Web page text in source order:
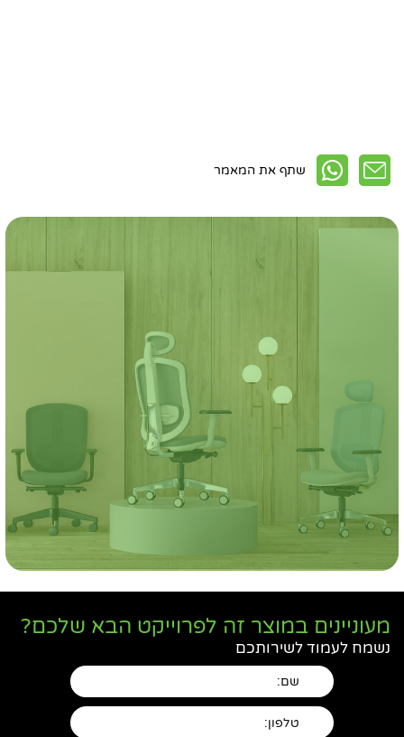
שתף את המאמר
מעוניינים במוצר זה לפרוייקט הבא שלכם?
נשמח לעמוד לשירותכם